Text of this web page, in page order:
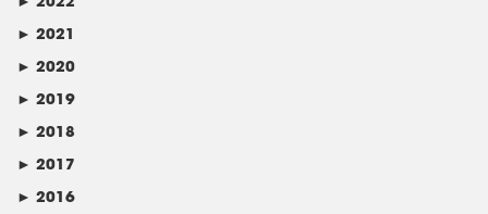
► 2021
► 2020
► 2019
► 2018
► 2017
► 2016